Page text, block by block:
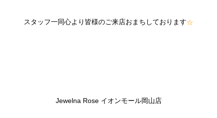
スタッフ一同心より皆様のご来店おまちしております☆
Jewelna Rose イオンモール岡山店